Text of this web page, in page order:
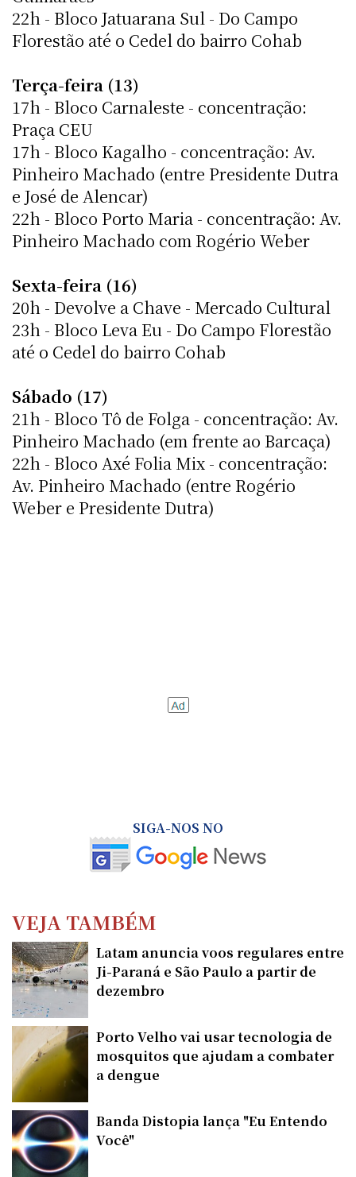
22h - Bloco Jatuarana Sul - Do Campo
Florestão até o Cedel do bairro Cohab
Terça-feira (13)
17h - Bloco Carnaleste - concentração:
Praça CEU
17h - Bloco Kagalho - concentração: Av.
Pinheiro Machado (entre Presidente Dutra
e José de Alencar)
22h - Bloco Porto Maria - concentração: Av.
Pinheiro Machado com Rogério Weber
Sexta-feira (16)
20h - Devolve a Chave - Mercado Cultural
23h - Bloco Leva Eu - Do Campo Florestão
até o Cedel do bairro Cohab
Sábado (17)
21h - Bloco Tô de Folga - concentração: Av.
Pinheiro Machado (em frente ao Barcaça)
22h - Bloco Axé Folia Mix - concentração:
Av. Pinheiro Machado (entre Rogério
Weber e Presidente Dutra)
SIGA-NOS NO
VEJA TAMBÉM
Latam anuncia voos regulares entre
Ji-Paraná e São Paulo a partir de
dezembro
Porto Velho vai usar tecnologia de
mosquitos que ajudam a combater
a dengue
Banda Distopia lança "Eu Entendo
Você"